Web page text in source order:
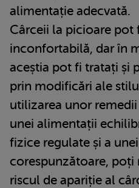
alimentație adecvată.
Cârceii la picioare pot
inconfortabilă, dar în
aceștia pot fi tratați și
prin modificări ale
utilizarea unor
unei alimentații
fizice regulate și a
corespunzătoare, poți
riscul de apariție al